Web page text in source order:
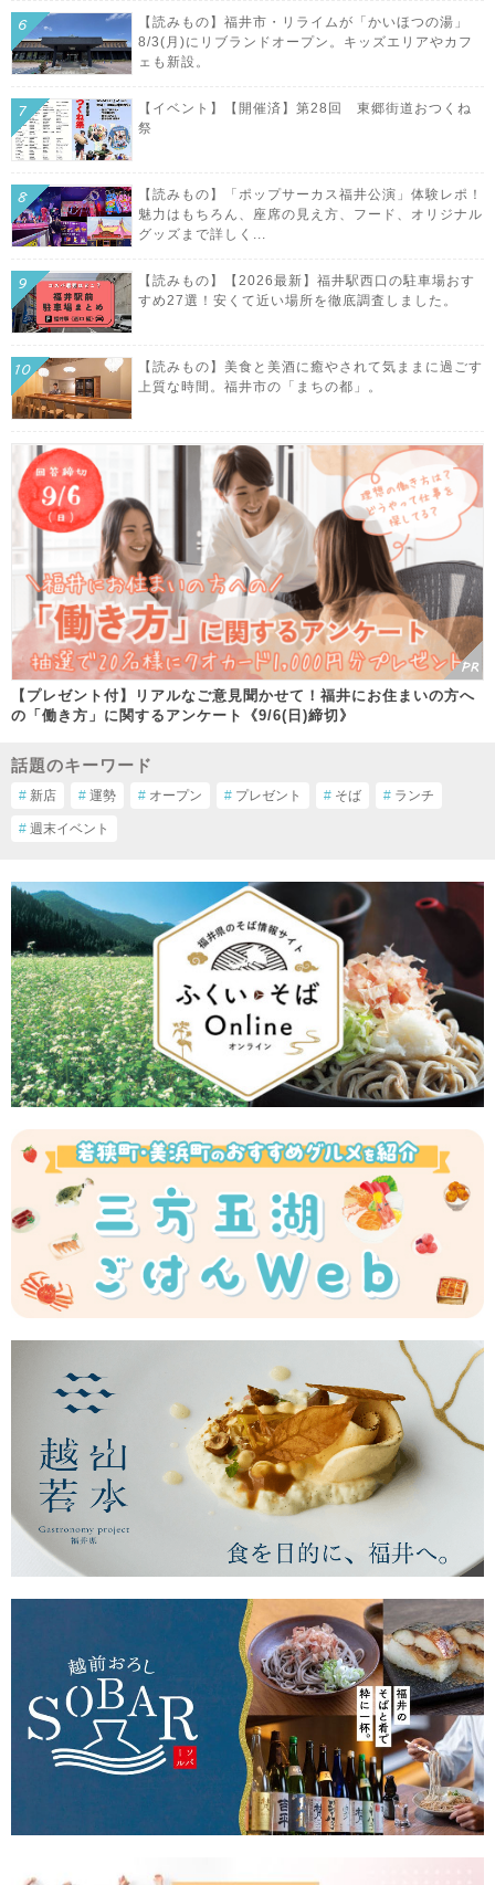
【読みもの】福井市・リライムが「かいほつの湯」
8/3(月)にリブランドオープン。キッズエリアやカフ
ェも新設。
【イベント】【開催済】第28回 東郷街道おつくね
祭
【読みもの】「ポップサーカス福井公演」体験レポ！
魅力はもちろん、座席の見え方、フード、オリジナル
グッズまで詳しく...
【読みもの】【2026最新】福井駅西口の駐車場おす
すめ27選！安くて近い場所を徹底調査しました。
【読みもの】美食と美酒に癒やされて気ままに過ごす
上質な時間。福井市の「まちの都」。
【プレゼント付】リアルなご意見聞かせて！福井にお住まいの方へ
の「働き方」に関するアンケート《9/6(日)締切》
話題のキーワード
# 新店 # 運勢 # オープン # プレゼント # そば # ランチ
# 週末イベント